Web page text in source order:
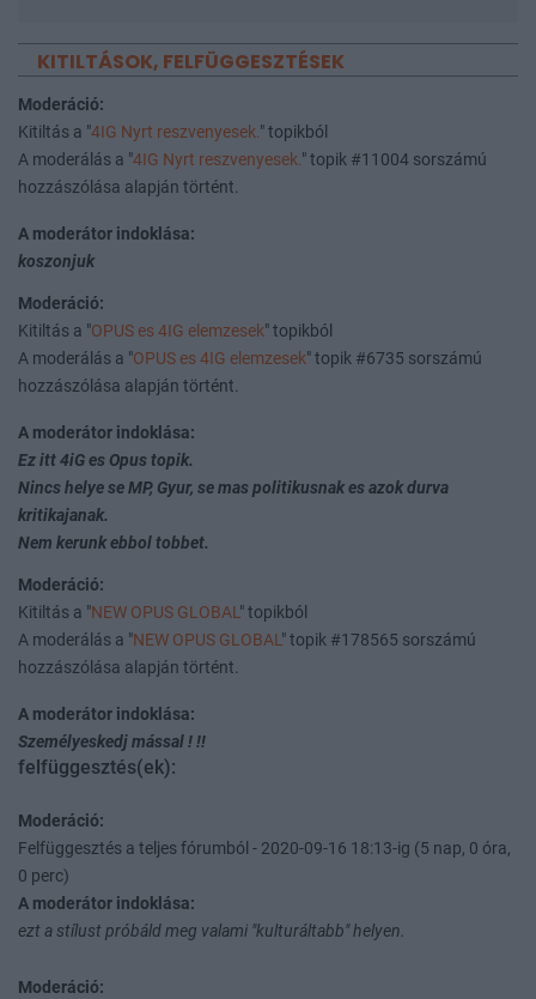
KITILTÁSOK, FELFÜGGESZTÉSEK
Moderáció:
Kitiltás a "4IG Nyrt reszvenyesek." topikból
A moderálás a "4IG Nyrt reszvenyesek." topik #11004 sorszámú
hozzászólása alapján történt.
A moderátor indoklása:
koszonjuk
Moderáció:
Kitiltás a "OPUS es 4IG elemzesek" topikból
A moderálás a "OPUS es 4IG elemzesek" topik #6735 sorszámú
hozzászólása alapján történt.
A moderátor indoklása:
Ez itt 4iG es Opus topik.
Nincs helye se MP, Gyur, se mas politikusnak es azok durva
kritikajanak.
Nem kerunk ebbol tobbet.
Moderáció:
Kitiltás a "NEW OPUS GLOBAL" topikból
A moderálás a "NEW OPUS GLOBAL" topik #178565 sorszámú
hozzászólása alapján történt.
A moderátor indoklása:
Személyeskedj mással ! !!
felfüggesztés(ek):
Moderáció:
Felfüggesztés a teljes fórumból - 2020-09-16 18:13-ig (5 nap, 0 óra,
0 perc)
A moderátor indoklása:
ezt a stílust próbáld meg valami "kulturáltabb" helyen.
Moderáció: